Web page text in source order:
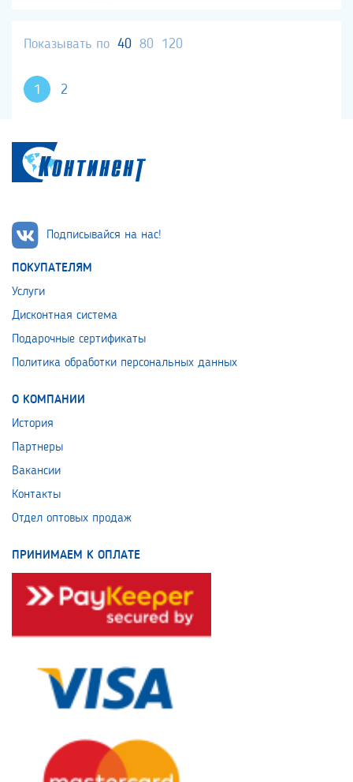
Показывать по 40 80 120
1 2
Подписывайся на нас!
ПОКУПАТЕЛЯМ
Услуги
Дисконтная система
Подарочные сертификаты
Политика обработки персональных данных
О КОМПАНИИ
История
Партнеры
Вакансии
Контакты
Отдел оптовых продаж
ПРИНИМАЕМ К ОПЛАТЕ